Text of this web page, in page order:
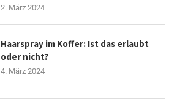
2. März 2024
Haarspray im Koffer: Ist das erlaubt
oder nicht?
4. März 2024